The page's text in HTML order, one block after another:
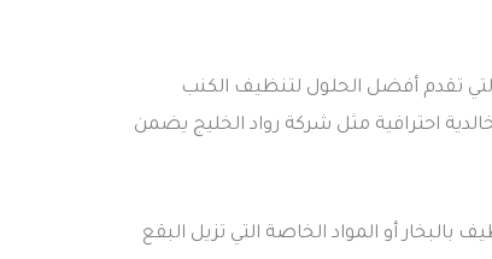
تقدم أفضل الحلول لتنظيف الكنب
احترافية مثل شركة رواد الخليج يضمن
أو المواد الخاصة التي تزيل البقع